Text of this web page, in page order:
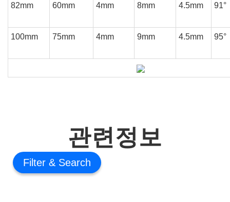
82mm 60mm 4mm 8mm 4.5mm 91°
100mm 75mm 4mm 9mm 4.5mm 95°
관련정보
Filter